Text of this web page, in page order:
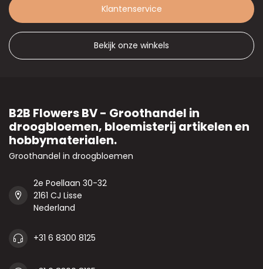
Klantenservice
Bekijk onze winkels
B2B Flowers BV - Groothandel in
droogbloemen, bloemisterij artikelen en
hobbymaterialen.
Groothandel in droogbloemen
2e Poellaan 30-32
2161 CJ Lisse
Nederland
+31 6 8300 8125